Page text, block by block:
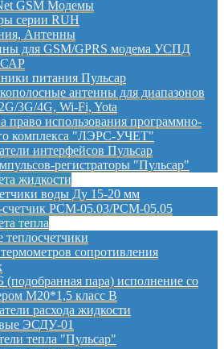
GSM Модемы
серии RUH
Антенны
для GSM/GPRS модема УСПД
питания Пульсар
антенны для диапазонов
3G/4G, Wi-Fi, Yota
право использования программно-
комплекса "ЛЭРС-УЧЕТ"
интерфейсов Пульсар
регистраторы "Пульсар"
жидкости
воды Ду 15-20 мм
счетчик РСМ-05.03/РСМ-05.05
тепла
сопротивления
пара) исполнение со
М20*1,5 класс B
расхода жидкости
ЭСДУ-01
тепла "Пульсар"